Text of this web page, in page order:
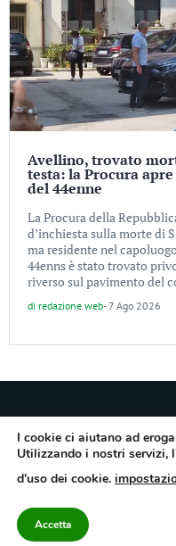
Avellino, trovato
testa: la Procura
del 44enne
La Procura della
d’inchiesta sulla morte di
ma residente nel
44enns è stato trovato
riverso sul pavimento del
di redazione web-7 Ago 2026
Quotidiano dell’Irpinia, a
10/9/2012. Iscritto nel Registro
Avellino – Cap.Soc. 20.000 € –
I cookie ci aiutano ad
Utilizzando i nostri servizi,
d'uso dei cookie.
Accetta